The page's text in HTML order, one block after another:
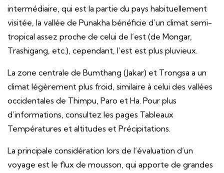
intermédiaire, qui est la partie du pays habituellement
visitée, la vallée de Punakha bénéficie d’un climat semi-
tropical assez proche de celui de l’est (de Mongar,
Trashigang, etc.), cependant, l’est est plus pluvieux.
La zone centrale de Bumthang (Jakar) et Trongsa a un
climat légèrement plus froid, similaire à celui des vallées
occidentales de Thimpu, Paro et Ha. Pour plus
d’informations, consultez les pages Tableaux
Températures et altitudes et Précipitations.
La principale considération lors de l’évaluation d’un
voyage est le flux de mousson, qui apporte de grandes